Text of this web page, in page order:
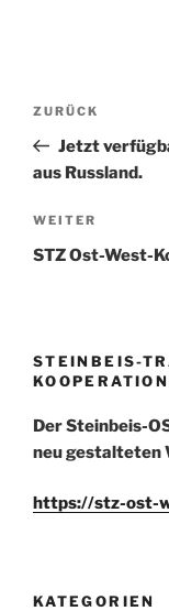
Vorheriger
Beitrag
ZURÜCK
Jetzt
aus Russland.
Nächster
Beitrag
WEITER
STZ Ost-West-
STEINBEIS-
Der Steinbeis-
neu gestalteten
https://stz-ost-
KATEGORIEN